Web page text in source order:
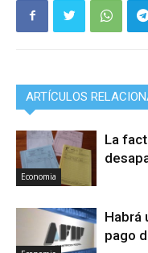
ARTÍCULOS
Economia
La
Habrá
pago